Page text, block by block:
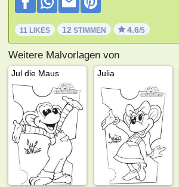
11 LIKES 12 STIMMEN 4.6/5
Weitere Malvorlagen von
Jul die Maus Julia